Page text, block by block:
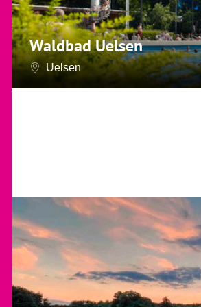
Waldbad Uelsen
Uelsen